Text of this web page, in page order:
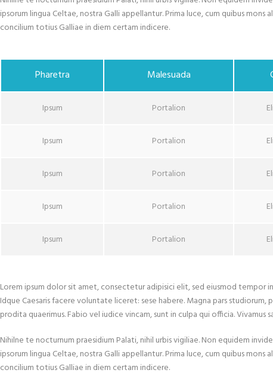
ipsorum lingua Celtae, nostra Galli appellantur. Prima luce, cum quibus mons
concilium totius Galliae in diem certam indicere.
Pharetra Malesuada
Ipsum Portalion
Ipsum Portalion
Ipsum Portalion
Ipsum Portalion
Ipsum Portalion
Lorem ipsum dolor sit amet, consectetur adipisici elit, sed eiusmod tempor
Idque Caesaris facere voluntate liceret: sese habere. Magna pars studiorum,
prodita quaerimus. Fabio vel iudice vincam, sunt in culpa qui officia.
Nihilne te nocturnum praesidium Palati, nihil urbis vigiliae. Non equidem
ipsorum lingua Celtae, nostra Galli appellantur. Prima luce, cum quibus mons
concilium totius Galliae in diem certam indicere.